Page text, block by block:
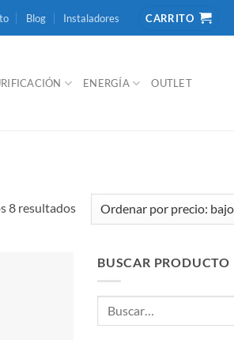
Blog Instaladores CARRITO
ENERGÍA OUTLET
8 resultadosOrdenado
por
bajoBUSCAR PRODUCTO
Buscar
por: